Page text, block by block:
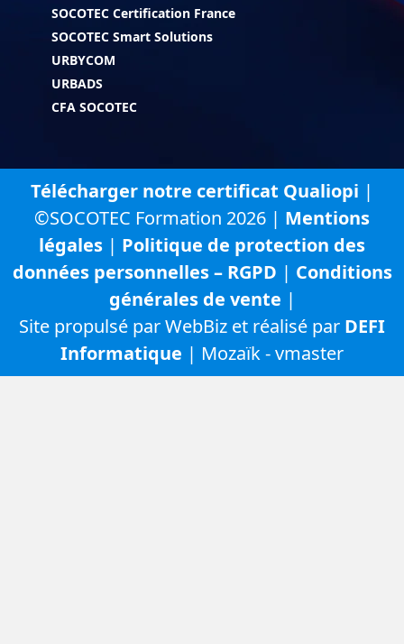
SOCOTEC Certification France
SOCOTEC Smart Solutions
URBYCOM
URBADS
CFA SOCOTEC
Télécharger notre certificat Qualiopi |
©SOCOTEC Formation 2026 | Mentions
légales | Politique de protection des
données personnelles – RGPD | Conditions
générales de vente |
Site propulsé par WebBiz et réalisé par DEFI
Informatique | Mozaïk - vmaster